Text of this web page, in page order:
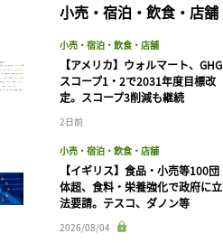
小売・宿泊・飲食・店舗
小売・宿泊・飲食・店舗
【アメリカ】ウォルマート、GHG
スコープ1・2で2031年度目標改
定。スコープ3削減も継続
2日前
小売・宿泊・飲食・店舗
【イギリス】食品・小売等100団
体超、食料・栄養強化で政府に立
法要請。テスコ、ダノン等
2026/08/04
に入りに保存するには
ンが必要です